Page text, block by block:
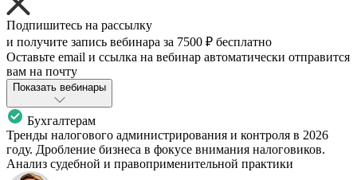
Подпишитесь на рассылку
и получите запись вебинара за 7500 ₽ бесплатно
Оставьте email и ссылка на вебинар автоматически отправится
вам на почту
Показать вебинары
Бухгалтерам
Тренды налогового администрирования и контроля в 2026
году. Дробление бизнеса в фокусе внимания налоговиков.
Анализ судебной и правоприменительной практики